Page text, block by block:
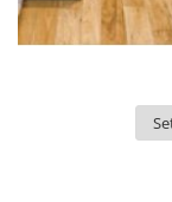
Compartimentari
Profile perimetrale